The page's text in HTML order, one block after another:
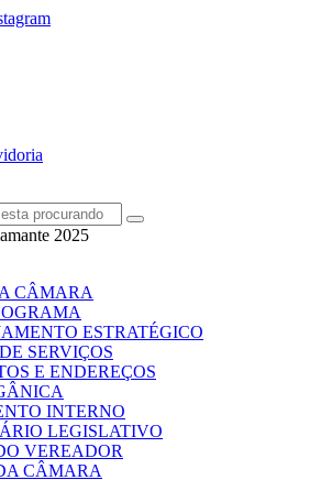
CÂMARA
ESTRATÉGICO
SERVIÇOS
E ENDEREÇOS
INTERNO
LEGISLATIVO
VEREADOR
CÂMARA